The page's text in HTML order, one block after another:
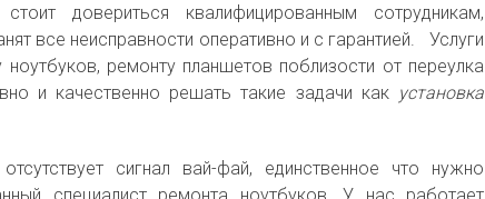
довериться квалифицированным сотрудникам,
все неисправности оперативно и с гарантией. Услуги
ремонту планшетов поблизости от переулка
и качественно решать такие задачи как установка
сигнал вай-фай, единственное что нужно